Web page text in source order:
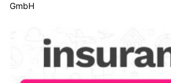
GmbH